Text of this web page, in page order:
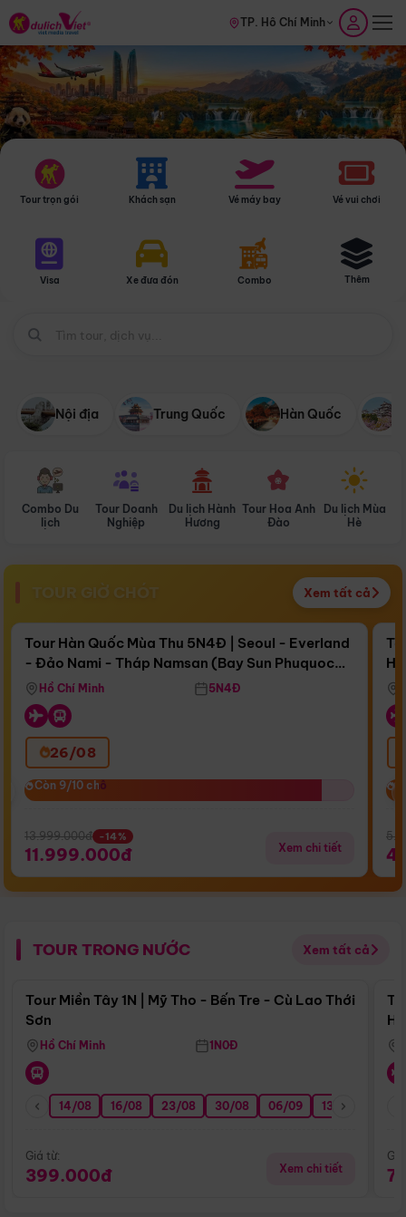
TP. Hồ Chí Minh
Tour trọn gói Khách sạn Vé máy bay Vé vui chơi
Visa Xe đưa đón Combo Thêm
Nội địa Trung Quốc Hàn Quốc
Combo Du
lịch
Tour Doanh
Nghiệp
Du lịch Hành
Hương
Tour Hoa Anh
Đào
Du lịch Mùa
Hè
TOUR GIỜ CHÓT Xem tất cả
Còn15 ngày 18:20:54
Bay Sun Phuquoc Airways
Điểm nổi bật
Tour Hàn Quốc Mùa Thu 5N4Đ | Seoul - Everland
- Đảo Nami - Tháp Namsan (Bay Sun Phuquoc
Airways)
Hồ Chí Minh 5N4Đ
26/08
Còn 9/10 chỗ
Còn 9/10 chỗ
13.999.000đ -14%
11.999.000đ Xem chi tiết
TOUR TRONG NƯỚC Xem tất cả
Điểm nổi bật
Tour Miền Tây 1N | Mỹ Tho - Bến Tre - Cù Lao Thới
Sơn
Hồ Chí Minh 1N0Đ
14/08 16/08 23/08 30/08 06/09 13/09
Giá từ:
399.000đ Xem chi tiết